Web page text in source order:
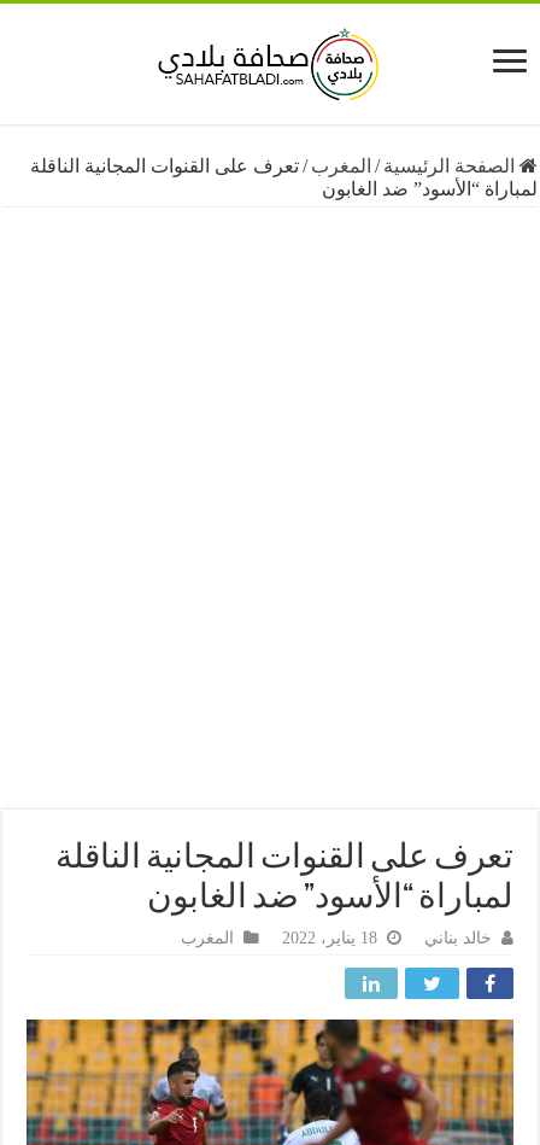
الرئيسية /المغرب/تعرف على القنوات المجانية الناقلة
“الأسود” ضد الغابون
على القنوات المجانية الناقلة
“الأسود” ضد الغابون
خالد بناني المغرب